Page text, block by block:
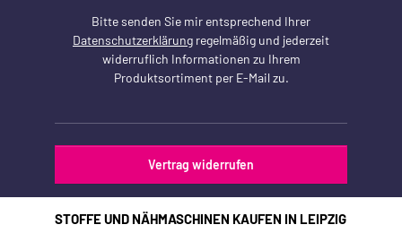
Bitte senden Sie mir entsprechend Ihrer
Datenschutzerklärung regelmäßig und jederzeit
widerruflich Informationen zu Ihrem
Produktsortiment per E-Mail zu.
Vertrag widerrufen
STOFFE UND NÄHMASCHINEN KAUFEN IN LEIPZIG